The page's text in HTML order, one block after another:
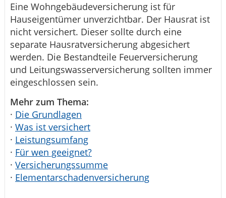
Eine Wohngebäudeversicherung ist für
Hauseigentümer unverzichtbar. Der Hausrat ist
nicht versichert. Dieser sollte durch eine
separate Hausratversicherung abgesichert
werden. Die Bestandteile Feuerversicherung
und Leitungswasserversicherung sollten immer
eingeschlossen sein.
Mehr zum Thema:
· Die Grundlagen
· Was ist versichert
· Leistungsumfang
· Für wen geeignet?
· Versicherungssumme
· Elementarschadenversicherung